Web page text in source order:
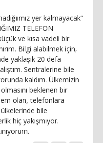
yer kalmayacak”
TELEFON
ve kısa vadeli bir
Bilgi alabilmek için,
yaklaşık 20 defa
Sentralerine bile
kaldım. Ülkemizin
beklenen bir
olan, telefonlara
bile
hiç yakışmıyor.